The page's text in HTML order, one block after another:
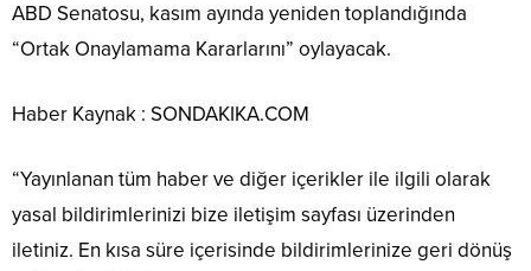
ABD Senatosu, kasım ayında yeniden toplandığında
“Ortak Onaylamama Kararlarını” oylayacak.
Haber Kaynak : SONDAKIKA.COM
“Yayınlanan tüm haber ve diğer içerikler ile ilgili olarak
yasal bildirimlerinizi bize iletişim sayfası üzerinden
iletiniz. En kısa süre içerisinde bildirimlerinize geri dönüş